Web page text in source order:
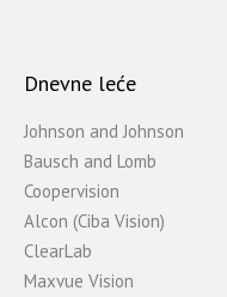
Dnevne leće
Johnson and Johnson
Bausch and Lomb
Coopervision
Alcon (Ciba Vision)
ClearLab
Maxvue Vision